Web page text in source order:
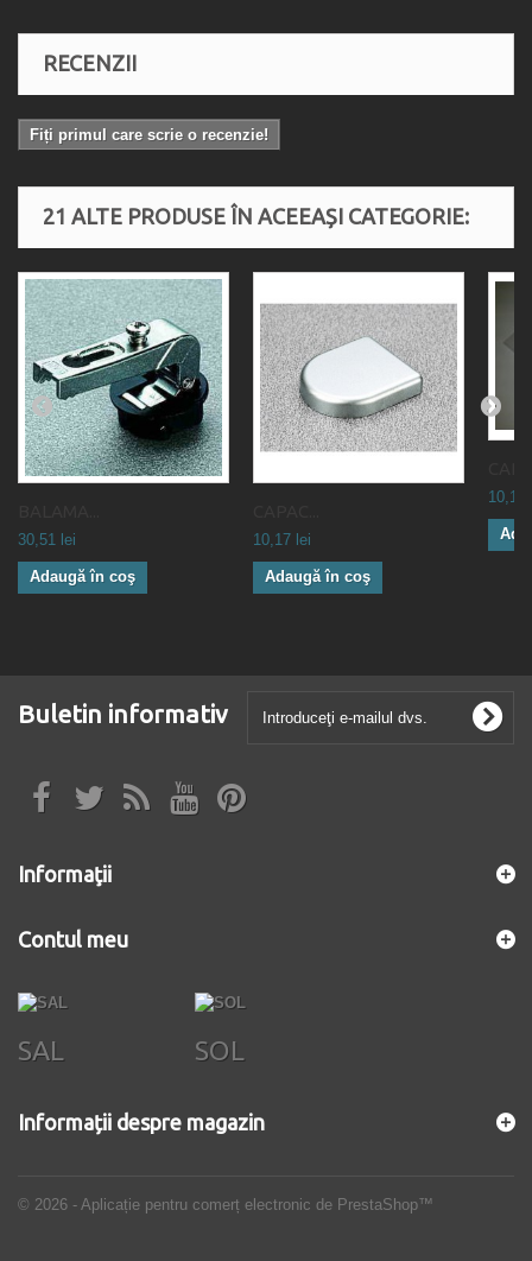
RECENZII
Fiți primul care scrie o recenzie!
21 ALTE PRODUSE ÎN ACEEAȘI CATEGORIE:
30,51 lei
Adaugă în coş
10,17 lei
Adaugă în coş
10,17
Buletin informativ
Informaţii
© 2026 - Aplicație pentru comerț electronic de PrestaShop™
Contul meu
SAL SOL
Informații despre magazin